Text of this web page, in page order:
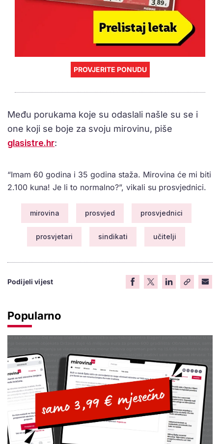
PROVJERITE PONUDU
Među porukama koje su odaslali našle su se i
one koji se boje za svoju mirovinu, piše
glasistre.hr:
“Imam 60 godina i 35 godina staža. Mirovina će mi biti
2.100 kuna! Je li to normalno?”, vikali su prosvjednici.
mirovina prosvjed prosvjednici
prosvjetari sindikati učitelji
Podijeli vijest
Popularno